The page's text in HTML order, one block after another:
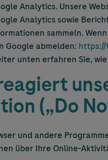
Analytics. Unsere
Analytics sowie
sammeln.
Google abmelden:
unten erfahren Sie,
(„Do
und andere
über Ihre Online-